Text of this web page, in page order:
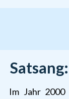
Im Jahr 2000